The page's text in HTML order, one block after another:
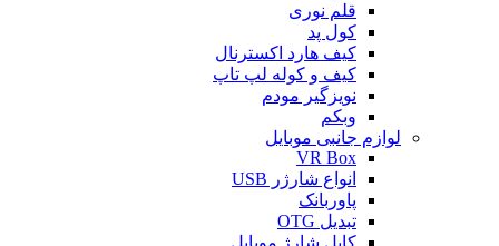
قلم نوری
کول پد
کیف هارد اکسترنال
کیف و کوله لپ تاپ
نویزگیر مودم
وبکم
لوازم جانبی موبایل
VR Box
انواع شارژر USB
پاوربانک
تبدیل OTG
کابل شارژ موبایل